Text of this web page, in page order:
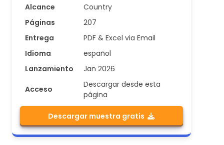
Alcance
Country
Páginas
207
Entrega
PDF & Excel via Email
Idioma
español
Lanzamiento
Jan 2026
Acceso
Descargar desde esta
página
Descargar muestra gratis